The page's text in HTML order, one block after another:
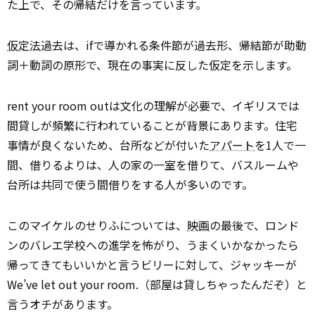
た上で、その帰結だけを言っています。
仮定法過去は、ifで導かれる条件節が過去形、帰結節が助動
詞＋動詞の原形で、現在の事実に反した仮定を示します。
rent your room outは文化の理解が必要で、イギリスでは
間貸しが頻繁に行われていることが背景にあります。住宅
事情が良くないため、台所などが付いたアパートを1人で一
間、借りるよりは、人の家の一室を借りて、バスルームや
台所は共同で使う間借りをする人が多いのです。
このマイケルのせりふについては、 映画の最後で、ロンド
ンのバレエ学校への進学を怖がり、うまくいかなかったら
帰ってきてもいいかと言うビリーに対して、ジャッキーが
We’ve let out your room.（部屋は貸しちゃったんだぞ）と
言うオチがあります。